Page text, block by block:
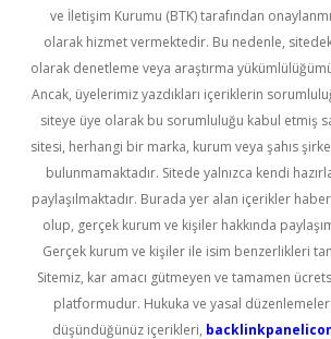
ve İletişim Kurumu (BTK) tarafından
olarak hizmet vermektedir. Bu nedenle,
olarak denetleme veya araştırma
Ancak, üyelerimiz yazdıkları içeriklerin
siteye üye olarak bu sorumluluğu kabul etmiş
sitesi, herhangi bir marka, kurum veya şahıs
bulunmamaktadır. Sitede yalnızca kendi
paylaşılmaktadır. Burada yer alan içerikler
olup, gerçek kurum ve kişiler hakkında
Gerçek kurum ve kişiler ile isim benzerlikleri
Sitemiz, kar amacı gütmeyen ve tamamen
platformudur. Hukuka ve yasal
düşündüğünüz içerikleri,